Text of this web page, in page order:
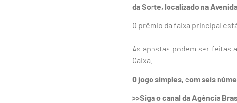
da Sorte, localizado na
O prêmio da faixa principal
As apostas podem ser feitas
Caixa.
O jogo simples, com seis
>>Siga o canal da Agência